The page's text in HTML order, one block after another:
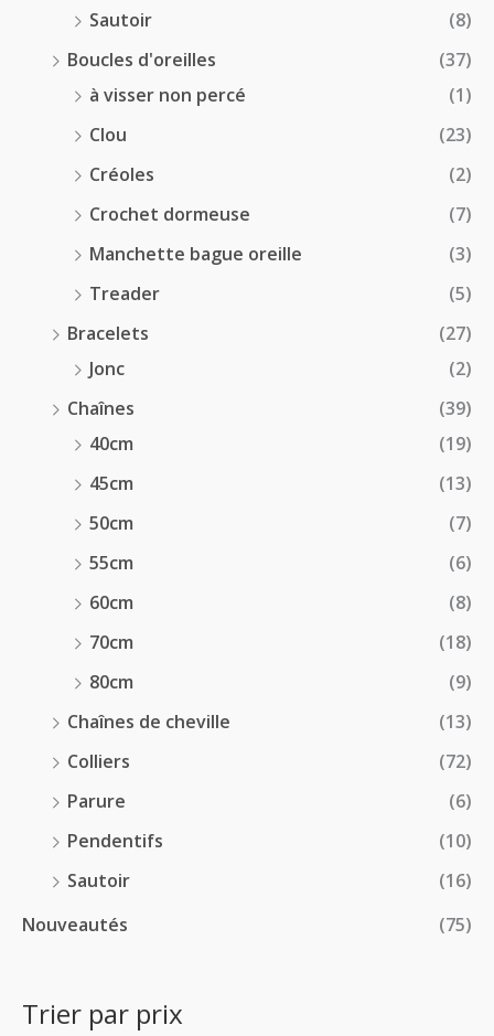
Sautoir
(8)
Boucles d'oreilles
(37)
à visser non percé
(1)
Clou
(23)
Créoles
(2)
Crochet dormeuse
(7)
Manchette bague oreille
(3)
Treader
(5)
Bracelets
(27)
Jonc
(2)
Chaînes
(39)
40cm
(19)
45cm
(13)
50cm
(7)
55cm
(6)
60cm
(8)
70cm
(18)
80cm
(9)
Chaînes de cheville
(13)
Colliers
(72)
Parure
(6)
Pendentifs
(10)
Sautoir
(16)
Nouveautés
(75)
Trier par prix